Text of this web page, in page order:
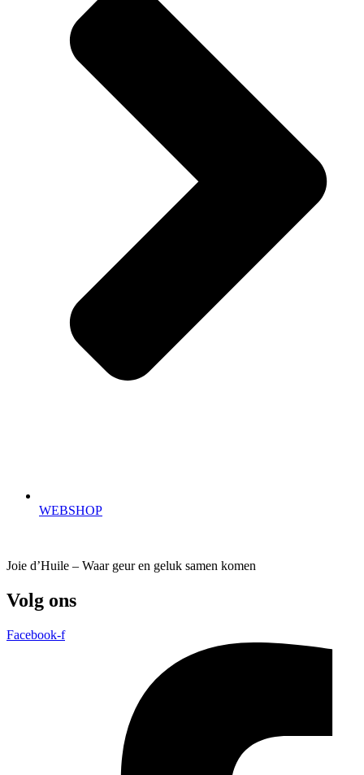
WEBSHOP
Joie d’Huile – Waar geur en geluk samen komen
Volg ons
Facebook-f